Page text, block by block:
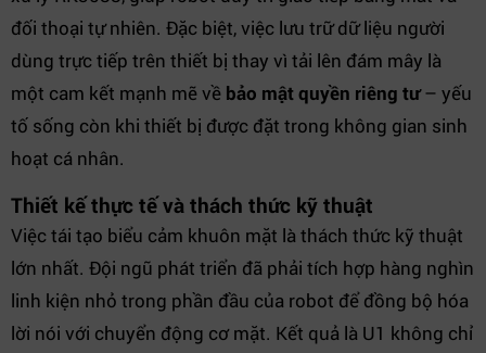
đối thoại tự nhiên. Đặc biệt, việc lưu trữ dữ liệu người
dùng trực tiếp trên thiết bị thay vì tải lên đám mây là
một cam kết mạnh mẽ về bảo mật quyền riêng tư– yếu
tố sống còn khi thiết bị được đặt trong không gian sinh
hoạt cá nhân.
Thiết kế thực tế và thách thức kỹ thuật
Việc tái tạo biểu cảm khuôn mặt là thách thức kỹ thuật
lớn nhất. Đội ngũ phát triển đã phải tích hợp hàng nghìn
linh kiện nhỏ trong phần đầu của robot để đồng bộ hóa
lời nói với chuyển động cơ mặt. Kết quả là U1 không chỉ